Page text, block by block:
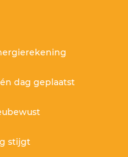
dag geplaatst
stijgt